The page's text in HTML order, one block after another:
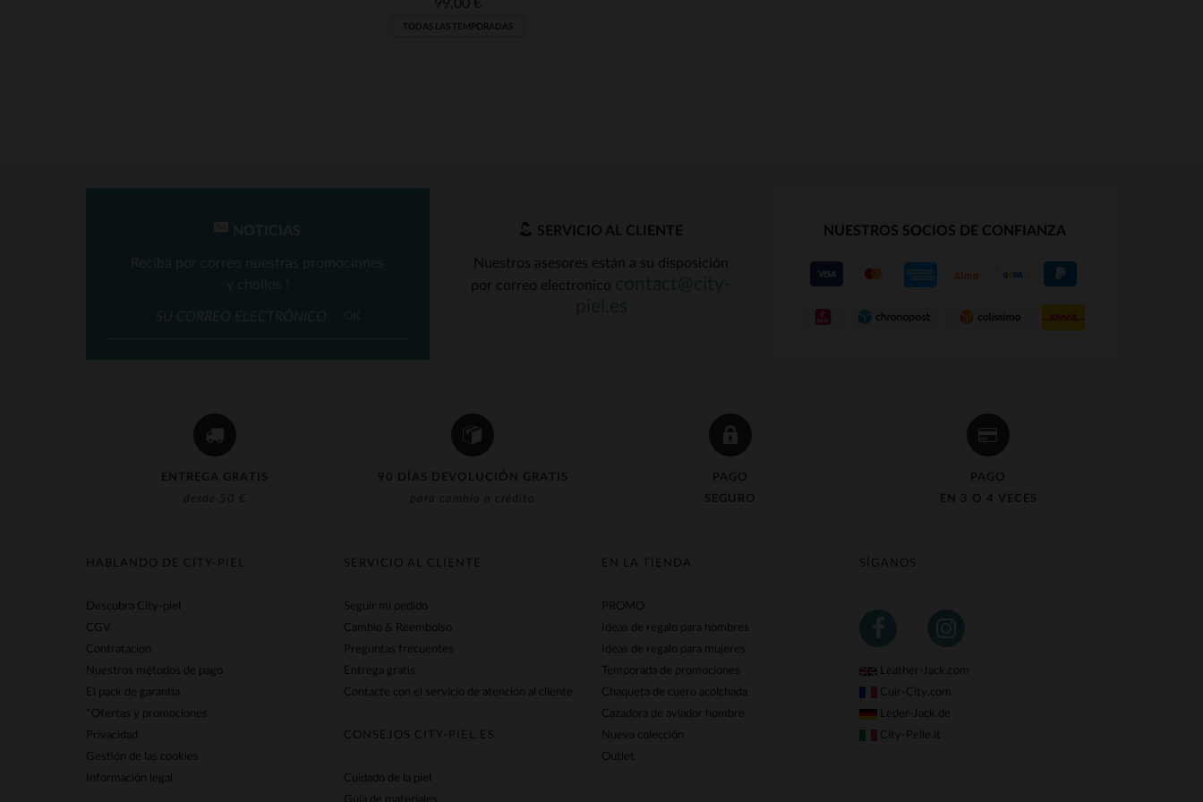
TALLAS DISPONIBLES
99,00 €
TODAS LAS TEMPORADAS
ENTREGA GRATIS
desde 50 €
90 DÍAS DEVOLUCIÓN GRATIS
para cambio o crédito
PAGO
SEGURO
PAGO
EN 3 O 4 VECES
NOTICIAS
Reciba por correo nuestras promociones
y chollos !
OK
SERVICIO AL CLIENTE
Nuestros asesores están a su disposición
por correo electronico
NUESTROS SOCIOS DE CONFIANZA
SÍGANOS
Leather-Jack.com
Cuir-City.com
Leder-Jack.de
City-Pelle.it
SERVICIO AL CLIENTE
Seguir mi pedido
Cambio & Reembolso
Preguntas frecuentes
Entrega gratis
Contacte con el servicio de atención al cliente
CONSEJOS CITY-PIEL.ES
Cuidado de la piel
EN LA TIENDA
PROMO
Ideas de regalo para hombres
Ideas de regalo para mujeres
Temporada de promociones
Chaqueta de cuero acolchada
Cazadora de aviador hombre
Nueva colección
Outlet
HABLANDO DE CITY-PIEL
Descubra City-piel
CGV
Contratacion
Nuestros métodos de pago
El pack de garantía
*Ofertas y promociones
Privacidad
Gestión de las cookies
Información legal